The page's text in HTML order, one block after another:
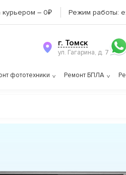
курьером – 0₽ Режим работы:
г. Томск
ул. Гагарина, д. 7
фототехники Ремонт БПЛА